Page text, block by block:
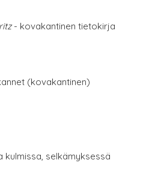
- kovakantinen tietokirja
(kovakantinen)
kulmissa, selkämyksessä